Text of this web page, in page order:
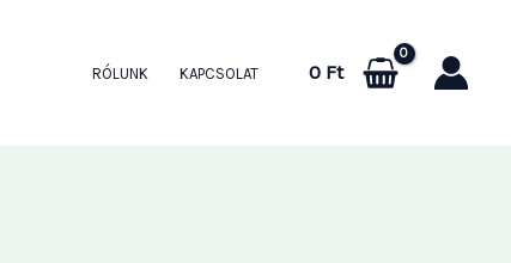
RÓLUNK KAPCSOLAT 0 Ft